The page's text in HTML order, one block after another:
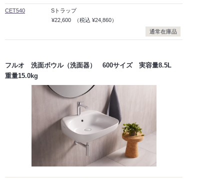
CET540
Sトラップ
¥22,600
（税込 ¥24,860）
通常在庫品
フルオ 洗面ボウル（洗面器） 600サイズ 実容量8.5L
重量15.0kg